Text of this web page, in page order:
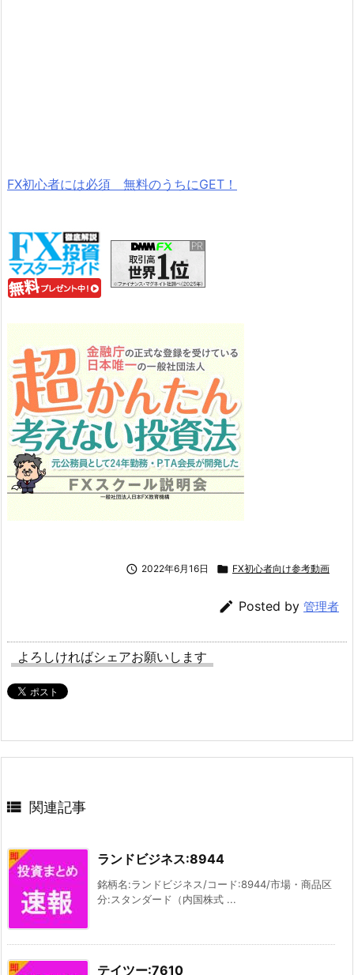
FX初心者には必須 無料のうちにGET！
 2022年6月16日  FX初心者向け参考動画
 Posted by 管理者
よろしければシェアお願いします
 関連記事
ランドビジネス:8944
銘柄名:ランドビジネス/コード:8944/市場・商品区
分:スタンダード（内国株式 ...
テイツー:7610